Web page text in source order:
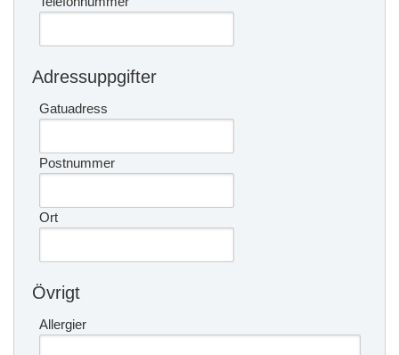
Adressuppgifter
Gatuadress
Postnummer
Ort
Övrigt
Allergier